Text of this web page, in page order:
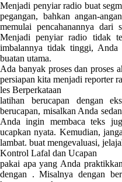
Menjadi penyiar radio buat
pegangan, bahkan angan-
memulai pencahanannya
Menjadi penyiar radio tidak
imbalannya tidak tinggi, Anda
buatan utama.
Ada banyak proses dan proses
persiapan kita menjadi reporter
les Berperkataan
latihan berucapan dengan
berucapan, misalkan Anda
Anda ingin membaca teks
ucapkan nyata. Kemudian,
lambat. buat mengevaluasi,
Kontrol Lafal dan Ucapan
pakai apa yang Anda
dengan . Misalnya dengan